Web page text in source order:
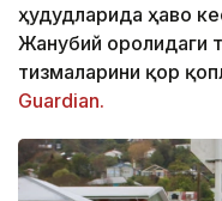
ҳудудларида ҳаво
Жанубий оролидаги
тизмаларини қор
Guardian.